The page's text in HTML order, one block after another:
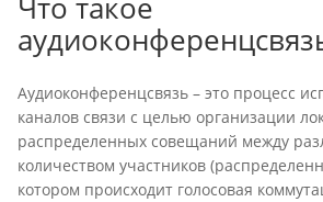
Что такое
Аудиоконференцсвязь – это процесс
каналов связи с целью организации
распределенных совещаний между
количеством участников
котором происходит голосовая